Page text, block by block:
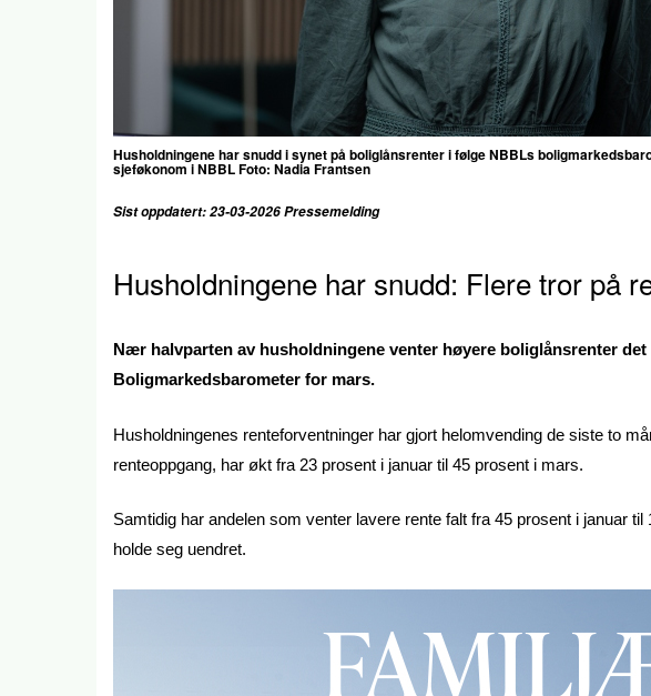
Husholdningene har snudd i synet på boliglånsrenter i følge NBBLs
sjeføkonom i NBBL Foto: Nadia Frantsen
Sist oppdatert: 23-03-2026 Pressemelding
Husholdningene har snudd: Flere tror på
Nær halvparten av husholdningene venter høyere boliglånsrenter
Boligmarkedsbarometer for mars.
Husholdningenes renteforventninger har gjort helomvending de siste to
renteoppgang, har økt fra 23 prosent i januar til 45 prosent i mars.
Samtidig har andelen som venter lavere rente falt fra 45 prosent i januar
holde seg uendret.